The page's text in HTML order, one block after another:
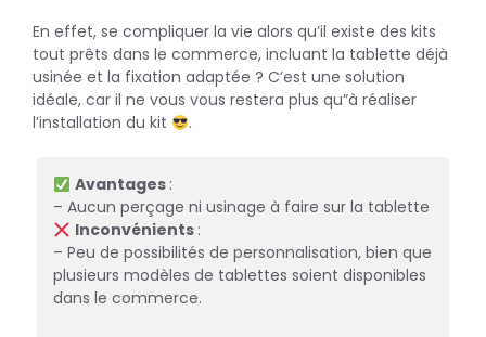
En effet, se compliquer la vie alors qu’il existe des kits
tout prêts dans le commerce, incluant la tablette déjà
usinée et la fixation adaptée ? C’est une solution
idéale, car il ne vous vous restera plus qu”à réaliser
l’installation du kit
.
Avantages :
– Aucun perçage ni usinage à faire sur la tablette
Inconvénients :
– Peu de possibilités de personnalisation, bien que
plusieurs modèles de tablettes soient disponibles
dans le commerce.